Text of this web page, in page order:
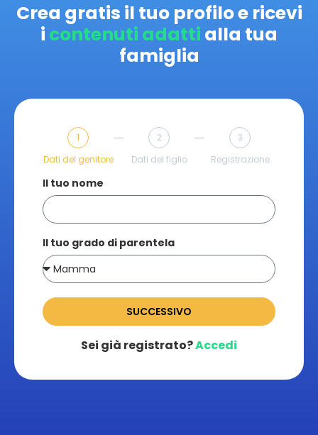
Crea gratis il tuo profilo e ricevi
i contenuti adatti alla tua
famiglia
1
Dati del genitore
2
Dati del figlio
3
Registrazione
Il tuo nome
Il tuo grado di parentela
SUCCESSIVO
Sei già registrato?Accedi